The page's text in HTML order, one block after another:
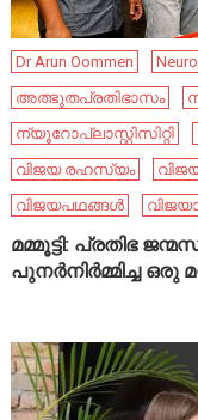
Dr Arun Oommen
അത്ഭുതപ്രതിഭാസം
ന്യൂറോപ്ലാസ്റ്റിസിറ്റി
വിജയ രഹസ്യം
വിജയപഥങ്ങൾ
മമ്മൂട്ടി: പ്രതിഭ
പുനർനിർമ്മിച്ച ഒരു